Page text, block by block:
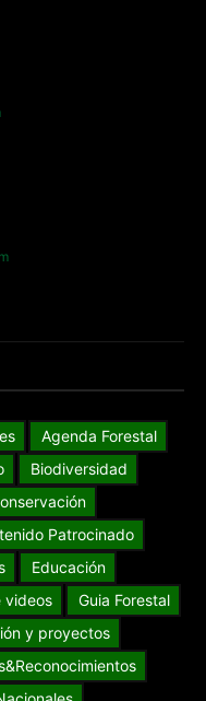
Agenda Forestal
Biodiversidad
Patrocinado
Educación
videos
Guia Forestal
y proyectos